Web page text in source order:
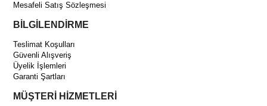
Mesafeli Satış Sözleşmesi
BİLGİLENDİRME
Teslimat Koşulları
Güvenli Alışveriş
Üyelik İşlemleri
Garanti Şartları
MÜŞTERİ HİZMETLERİ